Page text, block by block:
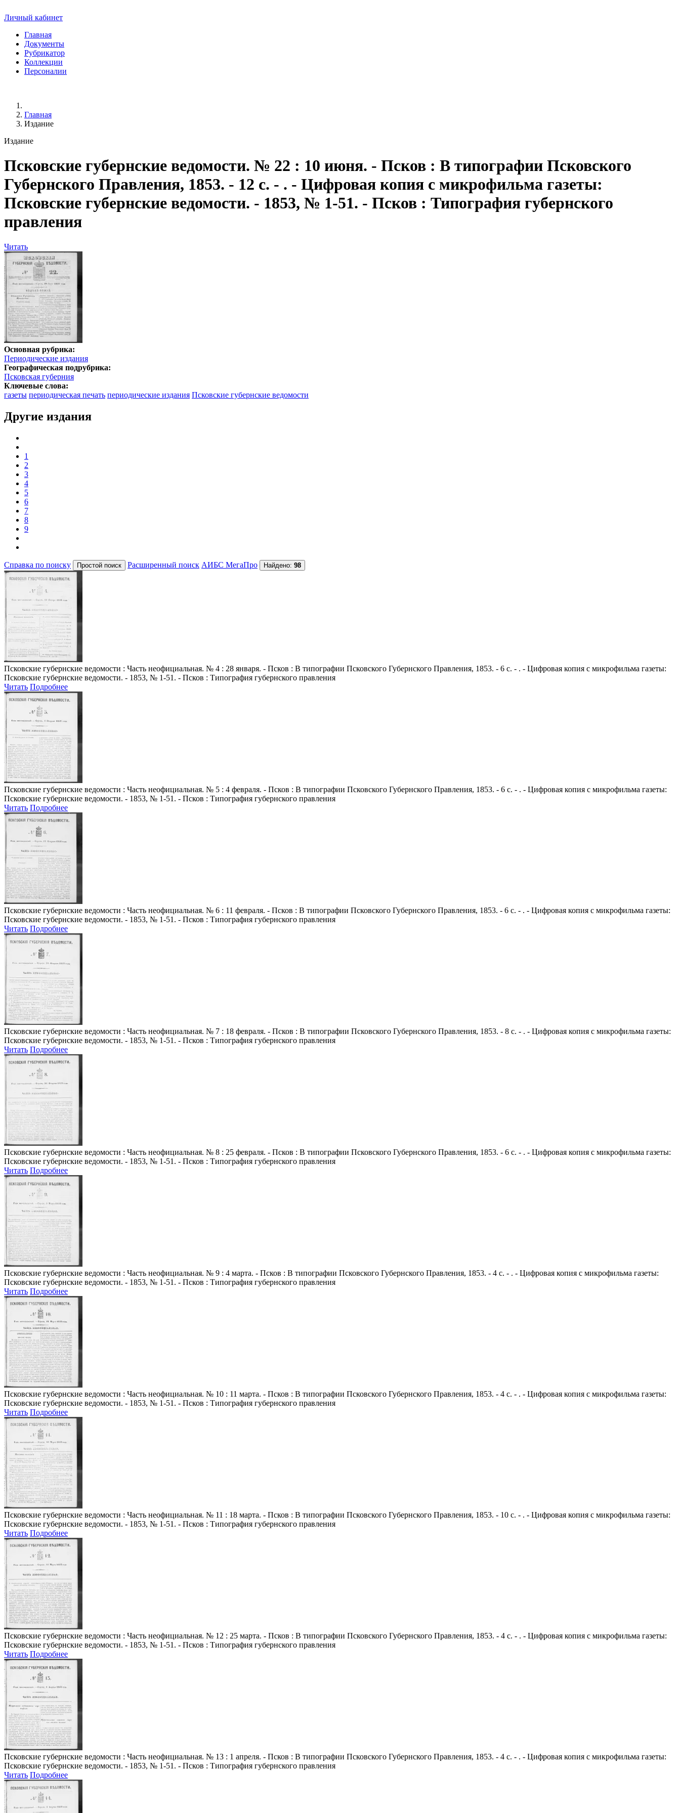
Личный кабинет
Главная
Документы
Рубрикатор
Коллекции
Персоналии
Главная
Издание
Издание
Псковские губернские ведомости. № 22 : 10 июня. - Псков : В типографии Псковского
Губернского Правления, 1853. - 12 с. - . - Цифровая копия с микрофильма газеты:
Псковские губернские ведомости. - 1853, № 1-51. - Псков : Типография губернского
правления
Читать
Основная рубрика:
Периодические издания
Географическая подрубрика:
Псковская губерния
Ключевые слова:
газеты периодическая печать периодические издания Псковские губернские ведомости
Другие издания
1
2
3
4
5
6
7
8
9
Справка по поиску Расширенный поиск АИБС МегаПро Найдено: 98
Псковские губернские ведомости : Часть неофициальная. № 4 : 28 января. - Псков : В типографии Псковского Губернского Правления, 1853. - 6 с. - . - Цифровая копия с микрофильма газеты:
Псковские губернские ведомости. - 1853, № 1-51. - Псков : Типография губернского правления
Читать Подробнее
Псковские губернские ведомости : Часть неофициальная. № 5 : 4 февраля. - Псков : В типографии Псковского Губернского Правления, 1853. - 6 с. - . - Цифровая копия с микрофильма газеты:
Псковские губернские ведомости. - 1853, № 1-51. - Псков : Типография губернского правления
Читать Подробнее
Псковские губернские ведомости : Часть неофициальная. № 6 : 11 февраля. - Псков : В типографии Псковского Губернского Правления, 1853. - 6 с. - . - Цифровая копия с микрофильма газеты:
Псковские губернские ведомости. - 1853, № 1-51. - Псков : Типография губернского правления
Читать Подробнее
Псковские губернские ведомости : Часть неофициальная. № 7 : 18 февраля. - Псков : В типографии Псковского Губернского Правления, 1853. - 8 с. - . - Цифровая копия с микрофильма газеты:
Псковские губернские ведомости. - 1853, № 1-51. - Псков : Типография губернского правления
Читать Подробнее
Псковские губернские ведомости : Часть неофициальная. № 8 : 25 февраля. - Псков : В типографии Псковского Губернского Правления, 1853. - 6 с. - . - Цифровая копия с микрофильма газеты:
Псковские губернские ведомости. - 1853, № 1-51. - Псков : Типография губернского правления
Читать Подробнее
Псковские губернские ведомости : Часть неофициальная. № 9 : 4 марта. - Псков : В типографии Псковского Губернского Правления, 1853. - 4 с. - . - Цифровая копия с микрофильма газеты:
Псковские губернские ведомости. - 1853, № 1-51. - Псков : Типография губернского правления
Читать Подробнее
Псковские губернские ведомости : Часть неофициальная. № 10 : 11 марта. - Псков : В типографии Псковского Губернского Правления, 1853. - 4 с. - . - Цифровая копия с микрофильма газеты:
Псковские губернские ведомости. - 1853, № 1-51. - Псков : Типография губернского правления
Читать Подробнее
Псковские губернские ведомости : Часть неофициальная. № 11 : 18 марта. - Псков : В типографии Псковского Губернского Правления, 1853. - 10 с. - . - Цифровая копия с микрофильма газеты:
Псковские губернские ведомости. - 1853, № 1-51. - Псков : Типография губернского правления
Читать Подробнее
Псковские губернские ведомости : Часть неофициальная. № 12 : 25 марта. - Псков : В типографии Псковского Губернского Правления, 1853. - 4 с. - . - Цифровая копия с микрофильма газеты:
Псковские губернские ведомости. - 1853, № 1-51. - Псков : Типография губернского правления
Читать Подробнее
Псковские губернские ведомости : Часть неофициальная. № 13 : 1 апреля. - Псков : В типографии Псковского Губернского Правления, 1853. - 4 с. - . - Цифровая копия с микрофильма газеты:
Псковские губернские ведомости. - 1853, № 1-51. - Псков : Типография губернского правления
Читать Подробнее